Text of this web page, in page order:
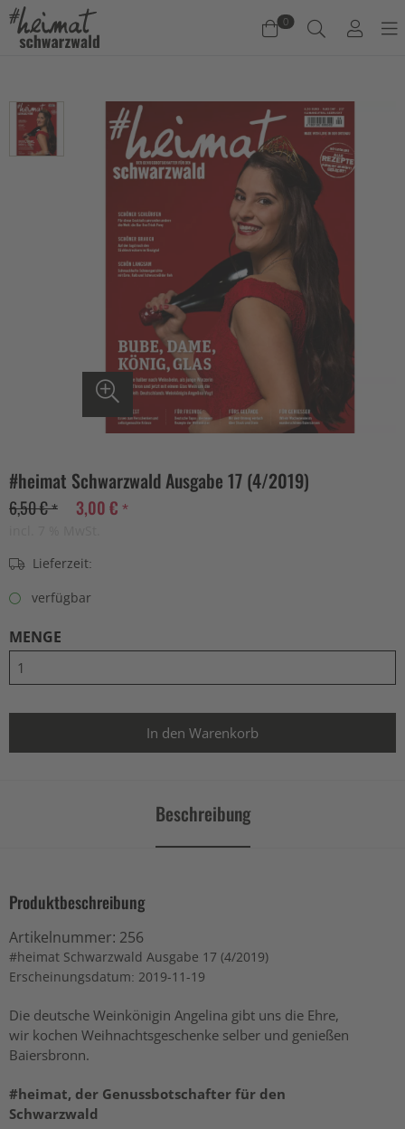
0
Es befinden sich keine Produkte im Warenkorb.
Jetzt einkaufen
#heimat Schwarzwald Ausgabe 17 (4/2019)
6,50 € * 3,00 € *
Lieferzeit:
verfügbar
MENGE
Beschreibung
Produktbeschreibung
Artikelnummer: 256
#heimat Schwarzwald Ausgabe 17 (4/2019)
Erscheinungsdatum: 2019-11-19
Die deutsche Weinkönigin Angelina gibt uns die Ehre,
wir kochen Weihnachtsgeschenke selber und genießen
Baiersbronn.
#heimat, der Genussbotschafter für den
Schwarzwald